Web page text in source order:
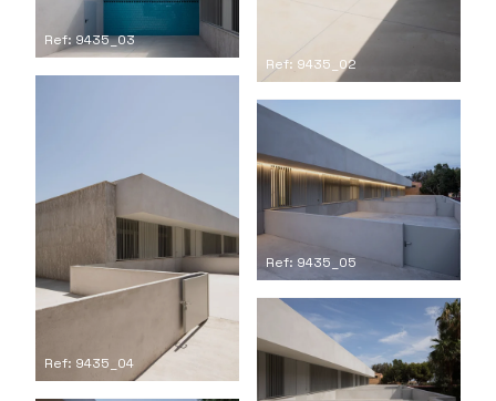
Ref: 9435_02
Ref: 9435_03
Ref: 9435_04
Ref: 9435_05